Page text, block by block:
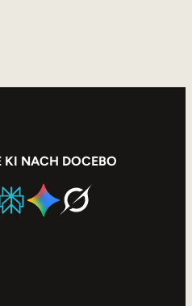
KI NACH DOCEBO